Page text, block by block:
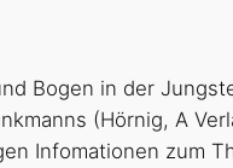
Bogen in der
A Verlag, ISBN-13 ‏ : ‎ 978-3938921272)
Infomationen zum